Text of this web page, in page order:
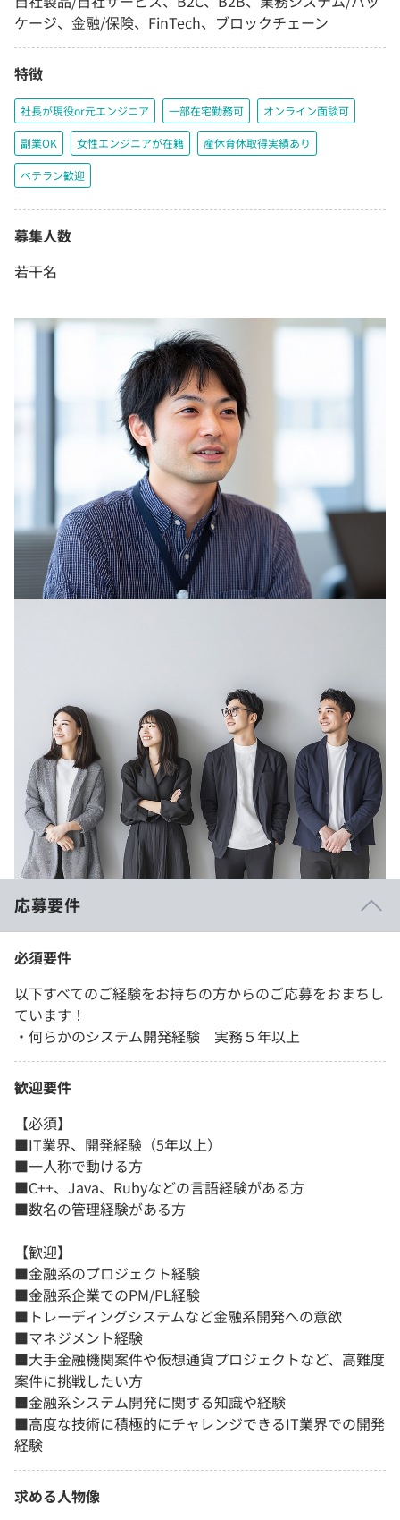
ケージ、金融/保険、FinTech、ブロックチェーン
特徴
社長が現役or元エンジニア 一部在宅勤務可 オンライン面談可
副業OK 女性エンジニアが在籍 産休育休取得実績あり
ベテラン歓迎
募集人数
若干名
応募要件
必須要件
以下すべてのご経験をお持ちの方からのご応募をおまちし
ています！
・何らかのシステム開発経験 実務５年以上
歓迎要件
【必須】
■IT業界、開発経験（5年以上）
■一人称で動ける方
■C++、Java、Rubyなどの言語経験がある方
■数名の管理経験がある方
【歓迎】
■金融系のプロジェクト経験
■金融系企業でのPM/PL経験
■トレーディングシステムなど金融系開発への意欲
■マネジメント経験
■大手金融機関案件や仮想通貨プロジェクトなど、高難度
案件に挑戦したい方
■金融系システム開発に関する知識や経験
■高度な技術に積極的にチャレンジできるIT業界での開発
経験
求める人物像